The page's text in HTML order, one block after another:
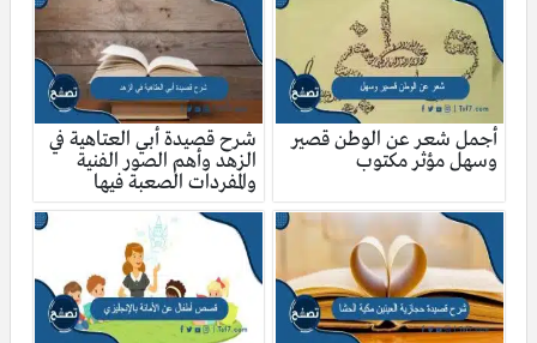
أجمل شعر عن الوطن قصير
وسهل مؤثر مكتوب
شرح قصيدة أبي العتاهية في
الزهد وأهم الصور الفنية
والمفردات الصعبة فيها